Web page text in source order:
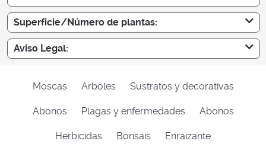
Superficie/Número de plantas:
Aviso Legal:
Moscas Arboles Sustratos y decorativas
Abonos Plagas y enfermedades Abonos
Herbicidas Bonsais Enraizante